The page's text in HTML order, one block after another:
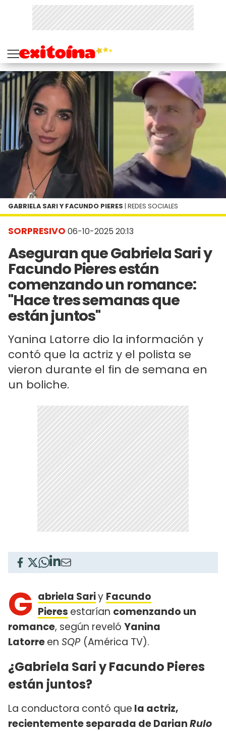
SORPRESIVO 06-10-2025 20:13
Aseguran que Gabriela Sari y
Facundo Pieres están
comenzando un romance:
"Hace tres semanas que
están juntos"
Yanina Latorre dio la información y
contó que la actriz y el polista se
vieron durante el fin de semana en
un boliche.
GABRIELA SARI Y FACUNDO PIERES | REDES SOCIALES
G abriela Sariy Facundo
Pieres estarían comenzando un
romance, según reveló Yanina
Latorreen SQP (América TV).
¿Gabriela Sari y Facundo Pieres
están juntos?
La conductora contó que la actriz,
recientemente separada de DarianRulo